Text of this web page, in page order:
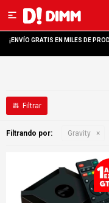

¡ENVÍO GRATIS EN MILES DE
Filtrando por: Gravity